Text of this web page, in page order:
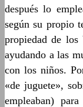
después lo
según su propio
propiedad de los
ayudando a las
con los niños.
«de juguete»,
empleaban)